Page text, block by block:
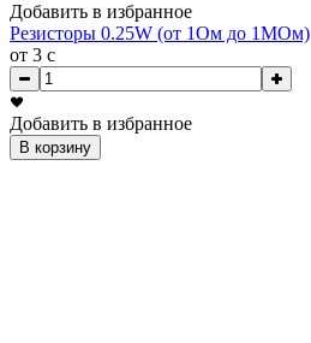
Добавить в избранное
Резисторы 0.25W (от 1Ом до 1МОм)
от 3 c
Добавить в избранное
В корзину